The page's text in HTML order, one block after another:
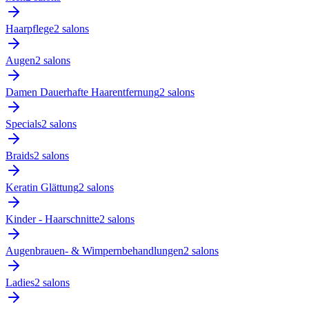
Haarpflege2 salons
Augen2 salons
Damen Dauerhafte Haarentfernung2 salons
Specials2 salons
Braids2 salons
Keratin Glättung2 salons
Kinder - Haarschnitte2 salons
Augenbrauen- & Wimpernbehandlungen2 salons
Ladies2 salons